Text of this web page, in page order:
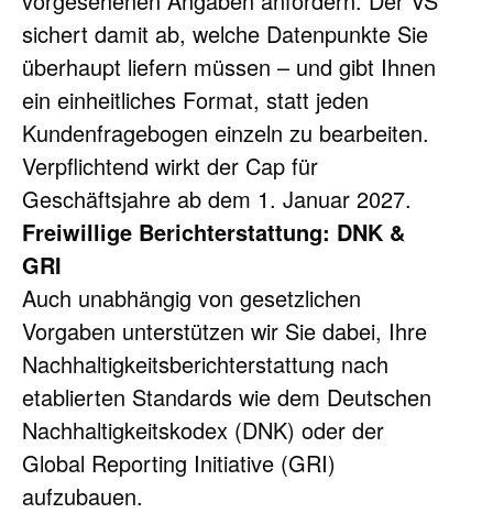
sichert damit ab, welche Datenpunkte Sie
überhaupt liefern müssen – und gibt Ihnen
ein einheitliches Format, statt jeden
Kundenfragebogen einzeln zu bearbeiten.
Verpflichtend wirkt der Cap für
Geschäftsjahre ab dem 1. Januar 2027.
Freiwillige Berichterstattung: DNK &
GRI
Auch unabhängig von gesetzlichen
Vorgaben unterstützen wir Sie dabei, Ihre
Nachhaltigkeitsberichterstattung nach
etablierten Standards wie dem Deutschen
Nachhaltigkeitskodex (DNK) oder der
Global Reporting Initiative (GRI)
aufzubauen.